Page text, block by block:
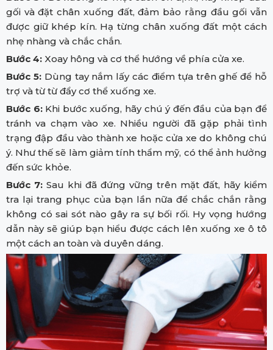
gối và đặt chân xuống đất, đảm bảo rằng đầu gối vẫn
được giữ khép kín. Hạ từng chân xuống đất một cách
nhẹ nhàng và chắc chắn.
Bước 4: Xoay hông và cơ thể hướng về phía cửa xe.
Bước 5:Dùng tay nắm lấy các điểm tựa trên ghế để hỗ
trợ và từ từ đẩy cơ thể xuống xe.
Bước 6:Khi bước xuống, hãy chú ý đến đầu của bạn để
tránh va chạm vào xe. Nhiều người đã gặp phải tình
trạng đập đầu vào thành xe hoặc cửa xe do không chú
ý. Như thế sẽ làm giảm tính thẩm mỹ, có thể ảnh hưởng
đến sức khỏe.
Bước 7: Sau khi đã đứng vững trên mặt đất, hãy kiểm
tra lại trang phục của bạn lần nữa để chắc chắn rằng
không có sai sót nào gây ra sự bối rối. Hy vọng hướng
dẫn này sẽ giúp bạn hiểu được cách lên xuống xe ô tô
một cách an toàn và duyên dáng.